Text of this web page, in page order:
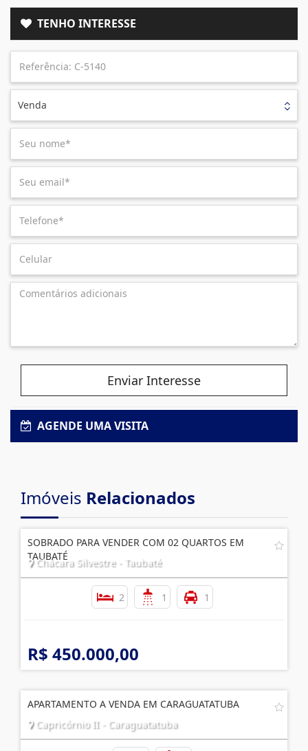
TENHO INTERESSE
Venda
Enviar Interesse
AGENDE UMA VISITA
Imóveis Relacionados
SOBRADO PARA VENDER COM 02 QUARTOS EM
TAUBATÉ
Chácara Silvestre - Taubaté
2 1 1
R$ 450.000,00
APARTAMENTO A VENDA EM CARAGUATATUBA
Capricórnio II - Caraguatatuba